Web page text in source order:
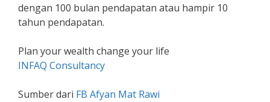
dengan 100 bulan pendapatan atau hampir 10
tahun pendapatan.
Plan your wealth change your life
INFAQ Consultancy
Sumber dari FB Afyan Mat Rawi